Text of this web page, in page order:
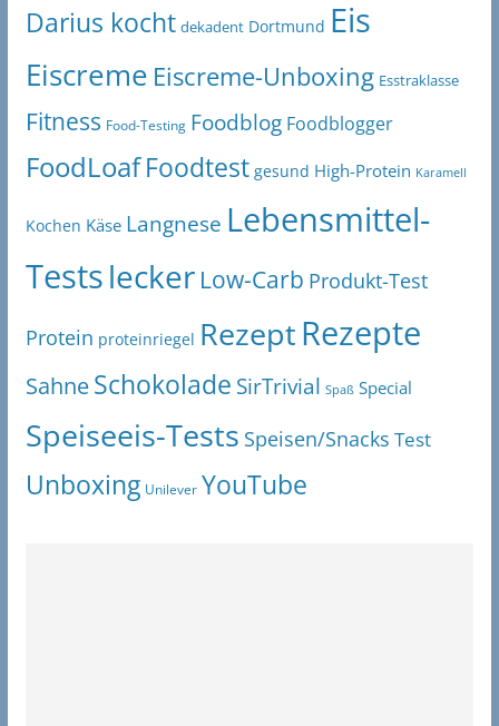
Darius kocht dekadent Dortmund Eis
Eiscreme Eiscreme-Unboxing Esstraklasse
Fitness Food-Testing Foodblog Foodblogger
FoodLoaf Foodtest gesund High-Protein Karamell
Kochen Käse Langnese Lebensmittel-
Testslecker Low-Carb Produkt-Test
Protein proteinriegel RezeptRezepte
SahneSchokolade SirTrivial Spaß Special
Speiseeis-Tests Speisen/Snacks Test
Unboxing Unilever YouTube